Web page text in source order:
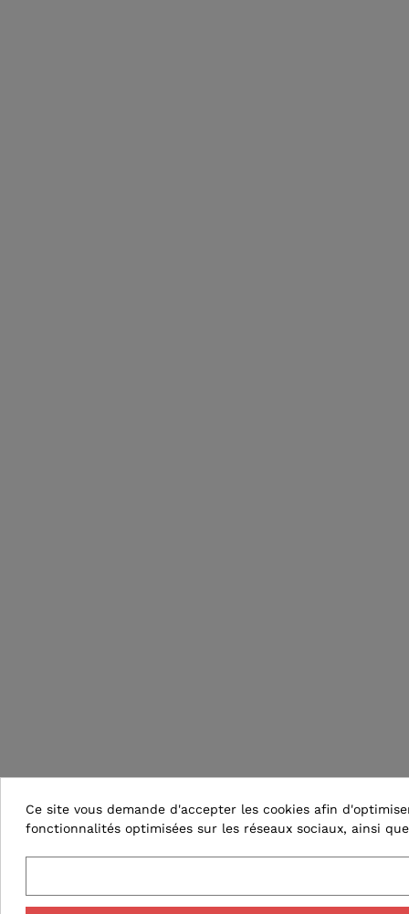
Ce site vous demande d'accepter les cookies afin
fonctionnalités optimisées sur les réseaux sociaux, ainsi